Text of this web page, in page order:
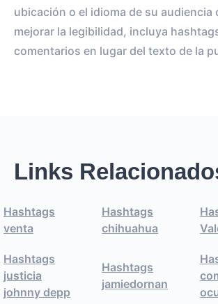
ubicación o el idioma de su audiencia
mejorar la legibilidad, incluya
comentarios en lugar del texto de la
Links
Hashtags
venta
Hashtags
chihuahua
Hashtags
justicia
johnny depp
Hashtags
jamiedornan